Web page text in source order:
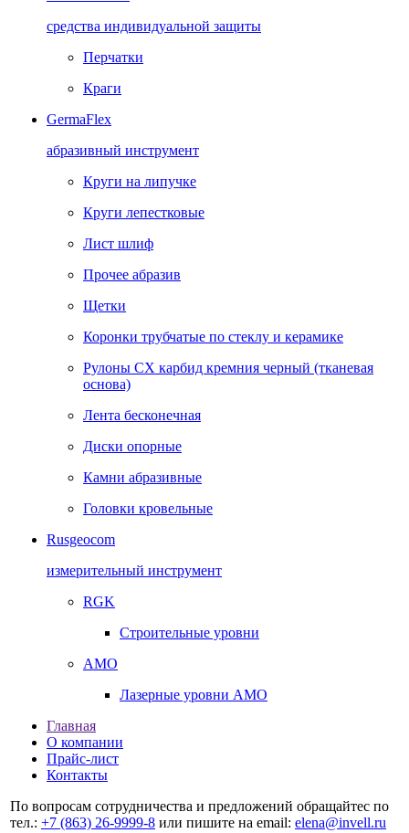
средства индивидуальной защиты
Перчатки
Краги
GermaFlex
абразивный инструмент
Круги на липучке
Круги лепестковые
Лист шлиф
Прочее абразив
Щетки
Коронки трубчатые по стеклу и керамике
Рулоны CX карбид кремния черный (тканевая
основа)
Лента бесконечная
Диски опорные
Камни абразивные
Головки кровельные
Rusgeocom
измерительный инструмент
RGK
Строительные уровни
AMO
Лазерные уровни AMO
Главная
О компании
Прайс-лист
Контакты
По вопросам сотрудничества и предложений обращайтес по
тел.: +7 (863) 26‐9999‐8 или пишите на email: elena@invell.ru